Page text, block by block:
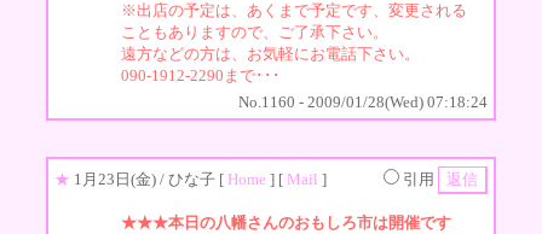
※出店の予定は、あくまで予定です、変更される
こともありますので、ご了承下さい。
遠方などの方は、お気軽にお電話下さい。
090-1912-2290まで･･･
No.1160 - 2009/01/28(Wed) 07:18:24
★ 1月23日(金) / ひな子 [ Home ] [ Mail ] 引用
★★★本日の八幡さんのおもしろ市は開催です